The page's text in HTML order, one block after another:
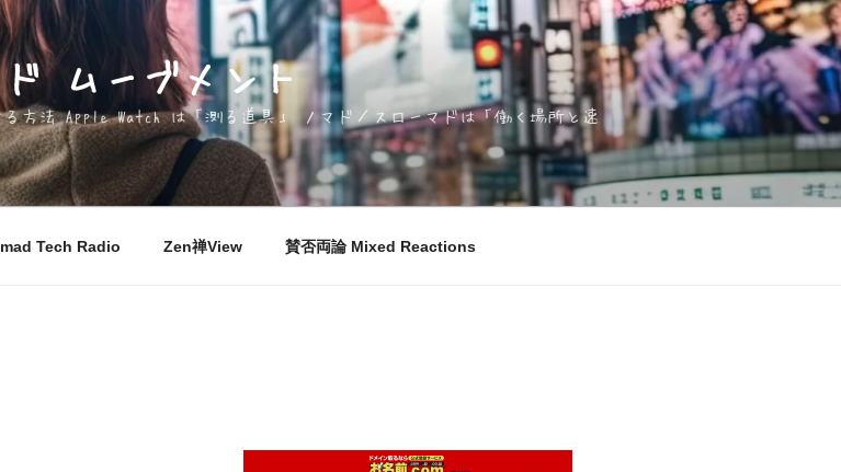
ド ムーブメント
方法 Apple Watch は「測る道具」 ノマド／スローマドは「働く場所と速
Tech Radio Zen禅View 賛否両論 Mixed Reactions